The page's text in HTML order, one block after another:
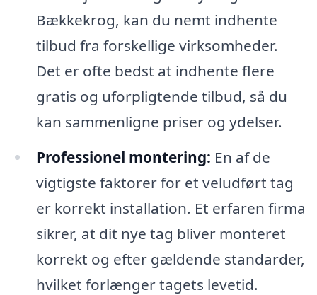
Bækkekrog, kan du nemt indhente
tilbud fra forskellige virksomheder.
Det er ofte bedst at indhente flere
gratis og uforpligtende tilbud, så du
kan sammenligne priser og ydelser.
Professionel montering: En af de
vigtigste faktorer for et veludført tag
er korrekt installation. Et erfaren firma
sikrer, at dit nye tag bliver monteret
korrekt og efter gældende standarder,
hvilket forlænger tagets levetid.